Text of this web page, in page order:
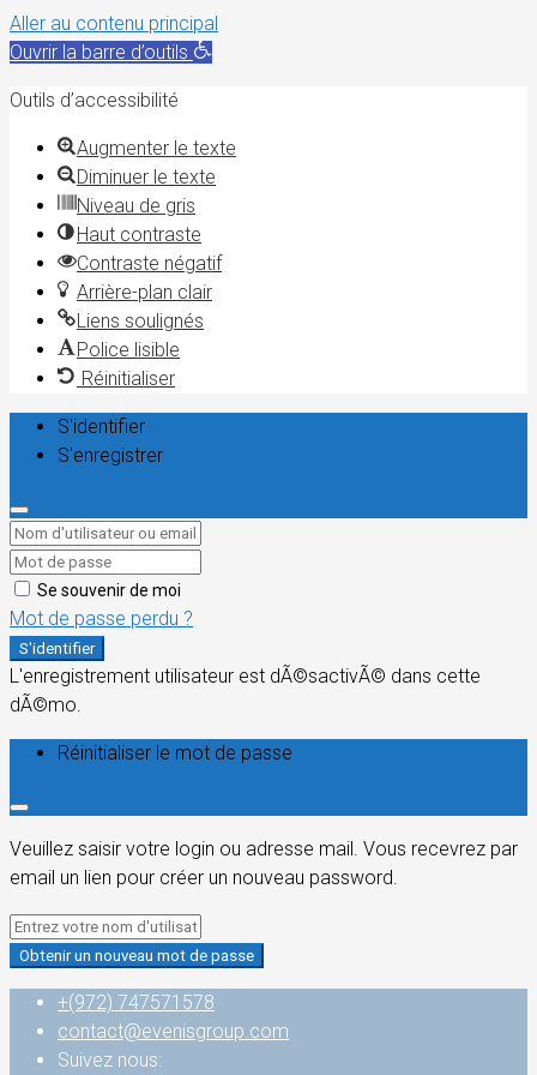
Aller au contenu principal
Ouvrir la barre d’outils
Outils d’accessibilité
Augmenter le texte
Diminuer le texte
Niveau de gris
Haut contraste
Contraste négatif
Arrière-plan clair
Liens soulignés
Police lisible
Réinitialiser
S'identifier
S'enregistrer
Se souvenir de moi
Mot de passe perdu ?
S'identifier
L'enregistrement utilisateur est dÃ©sactivÃ© dans cette
dÃ©mo.
Réinitialiser le mot de passe
Veuillez saisir votre login ou adresse mail. Vous recevrez par
email un lien pour créer un nouveau password.
Obtenir un nouveau mot de passe
+(972) 747571578
contact@evenisgroup.com
Suivez nous: